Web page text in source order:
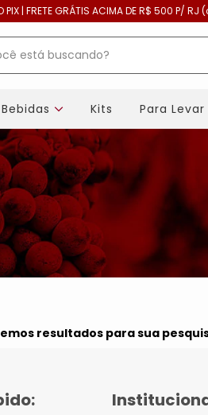
PIX | FRETE GRÁTIS ACIMA DE R$ 500 P/
Kits Para
resultados para sua